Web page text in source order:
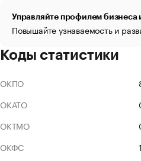
Управляйте профилем бизнеса
Повышайте узнаваемость и
Коды статистики
ОКПО
ОКАТО
ОКТМО
ОКФС